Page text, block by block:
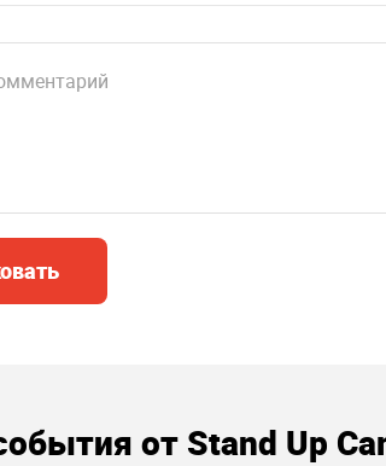
от Stand Up